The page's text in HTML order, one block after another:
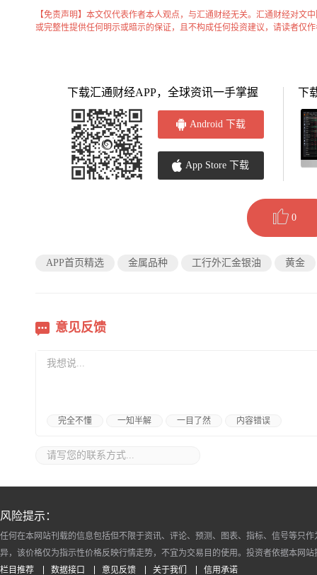
【免责声明】本文仅代表作者本人观点，与汇通财经无关。汇通财经对文
或完整性提供任何明示或暗示的保证，且不构成任何投资建议，请读者仅
下载汇通财经APP，全球资讯一手掌握
Android 下载
App Store 下载
下
0
APP首页精选 金属品种 工行外汇金银油 黄金
意见反馈
完全不懂 一知半解 一目了然 内容错误
风险提示：
任何在本网站刊载的信息包括但不限于资讯、评论、预测、图表、指标、信号等只
异，该价格仅为指示性价格反映行情走势，不宜为交易目的使用。投资者依据本网
栏目推荐
数据接口 意见反馈 关于我们 信用承诺